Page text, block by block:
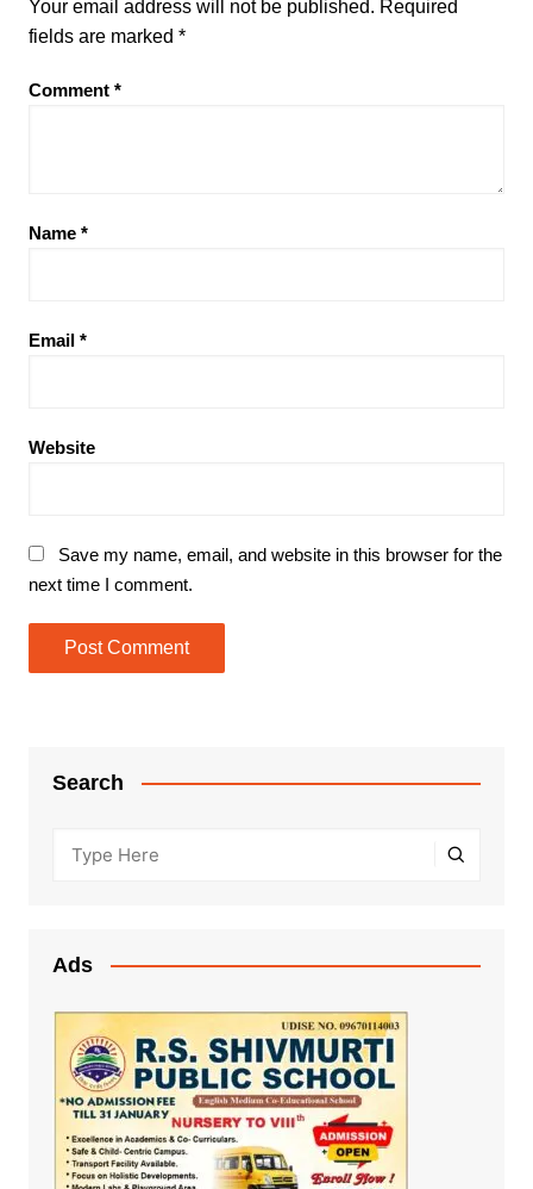
Your email address will not be published. Required
fields are marked *
Comment *
Name *
Email *
Website
Save my name, email, and website in this browser for the
next time I comment.
Search
Ads